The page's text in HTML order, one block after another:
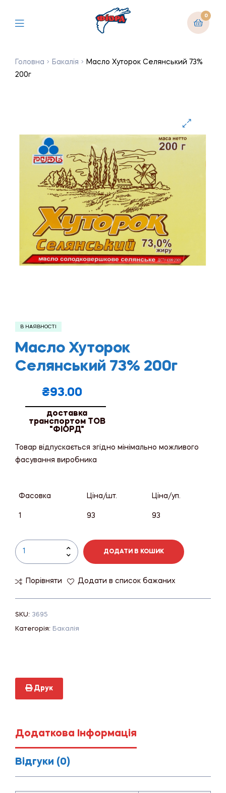
0
Головна Бакалія
Масло Хуторок Селянський 73%
200г
🔍
В НАЯВНОСТІ
Масло Хуторок
Селянський 73% 200г
₴93.00
доставка
транспортом ТОВ
"ФІОРД"
Товар відпускається згідно мінімально можливого
фасування виробника
Фасовка Ціна/шт. Ціна/уп.
1 93 93
ДОДАТИ В КОШИК
Порівняти Додати в список бажаних
SKU: 3695
Категорія: Бакалія
Друк
Додаткова Інформація
Відгуки (0)